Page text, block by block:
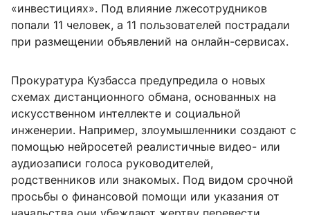
«инвестициях». Под влияние лжесотрудников
попали 11 человек, а 11 пользователей пострадали
при размещении объявлений на онлайн-сервисах.
Прокуратура Кузбасса предупредила о новых
схемах дистанционного обмана, основанных на
искусственном интеллекте и социальной
инженерии. Например, злоумышленники создают с
помощью нейросетей реалистичные видео- или
аудиозаписи голоса руководителей,
родственников или знакомых. Под видом срочной
просьбы о финансовой помощи или указания от